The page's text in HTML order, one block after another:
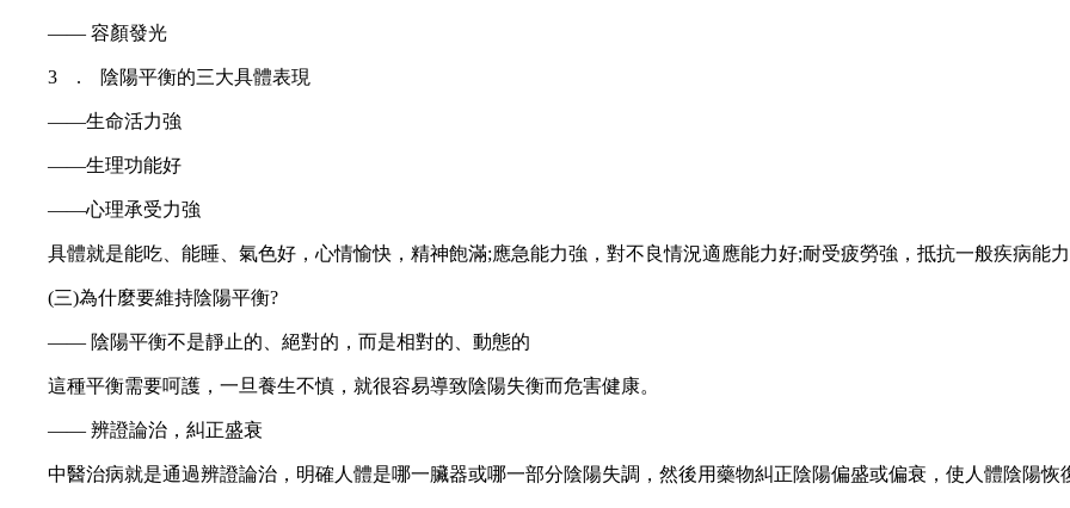
—— 容顏發光
3 . 陰陽平衡的三大具體表現
——生命活力強
——生理功能好
——心理承受力強
具體就是能吃、能睡、氣色好，心情愉快，精神飽滿;應急能力強，對不良情況適應能力好;耐受疲勞強，抵抗一般疾病能力
(三)為什麼要維持陰陽平衡?
—— 陰陽平衡不是靜止的、絕對的，而是相對的、動態的
這種平衡需要呵護，一旦養生不慎，就很容易導致陰陽失衡而危害健康。
—— 辨證論治，糾正盛衰
中醫治病就是通過辨證論治，明確人體是哪一臟器或哪一部分陰陽失調，然後用藥物糾正陰陽偏盛或偏衰，使人體陰陽恢